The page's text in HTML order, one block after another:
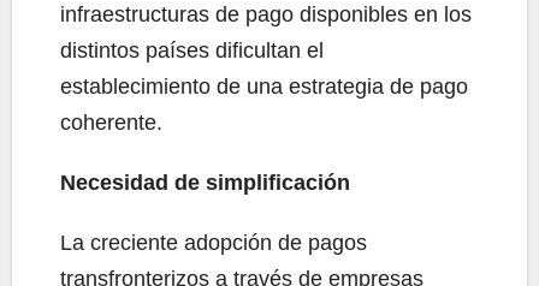
infraestructuras de pago disponibles en los
distintos países dificultan el
establecimiento de una estrategia de pago
coherente.
Necesidad de simplificación
La creciente adopción de pagos
transfronterizos a través de empresas